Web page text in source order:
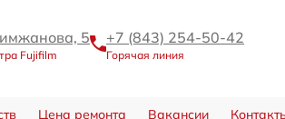
5
Fujifilm
+7 (843) 254-50-42
Горячая линия
Цена ремонта Вакансии